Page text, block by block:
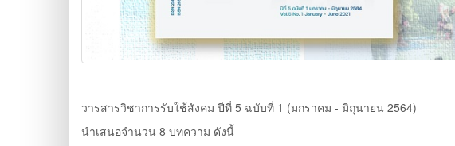
วารสารวิชาการรับใช้สังคม ปีที่ 5 ฉบับที่ 1 (มกราคม - มิถุนายน 2564)
นำเสนอจำนวน 8 บทความ ดังนี้